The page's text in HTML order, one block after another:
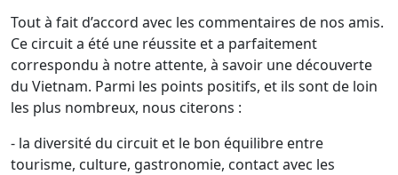
Tout à fait d’accord avec les commentaires de nos amis.
Ce circuit a été une réussite et a parfaitement
correspondu à notre attente, à savoir une découverte
du Vietnam. Parmi les points positifs, et ils sont de loin
les plus nombreux, nous citerons :
- la diversité du circuit et le bon équilibre entre
tourisme, culture, gastronomie, contact avec les